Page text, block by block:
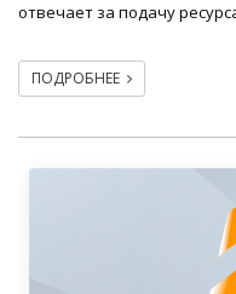
отвечает за подачу
ПОДРОБНЕЕ